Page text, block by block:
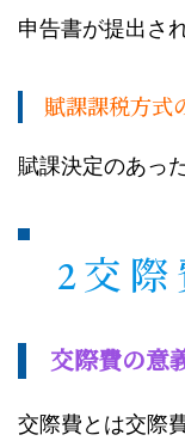
申告書が提出さ
賦課課税方式
賦課決定のあっ
2 交 際
交際費の意
交際費とは交際